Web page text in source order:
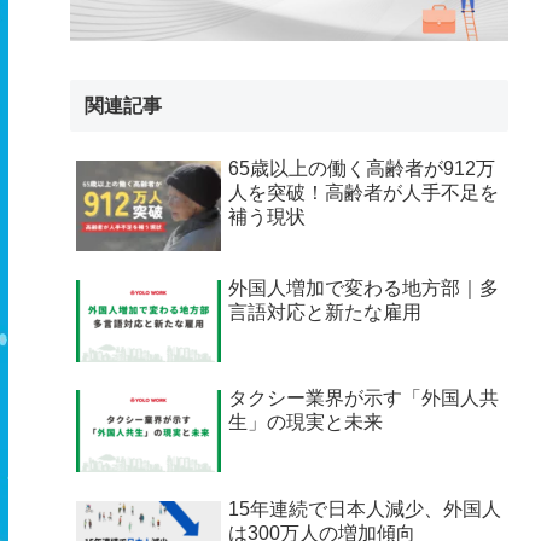
関連記事
65歳以上の働く高齢者が912万
人を突破！高齢者が人手不足を
補う現状
外国人増加で変わる地方部｜多
言語対応と新たな雇用
タクシー業界が示す「外国人共
生」の現実と未来
15年連続で日本人減少、外国人
は300万人の増加傾向